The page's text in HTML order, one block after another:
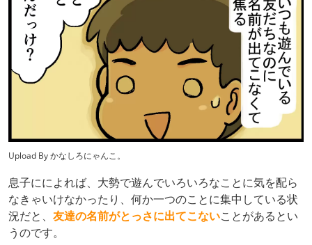
Upload By かなしろにゃんこ。
息子にによれば、大勢で遊んでいろいろなことに気を配ら
なきゃいけなかったり、何か一つのことに集中している状
況だと、 友達の名前がとっさに出てこないことがあるとい
うのです。